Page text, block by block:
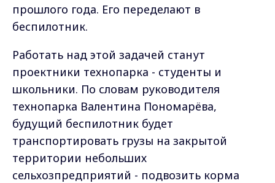
прошлого года. Его переделают в
беспилотник.
Работать над этой задачей станут
проектники технопарка - студенты и
школьники. По словам руководителя
технопарка Валентина Пономарёва,
будущий беспилотник будет
транспортировать грузы на закрытой
территории небольших
сельхозпредприятий - подвозить корма